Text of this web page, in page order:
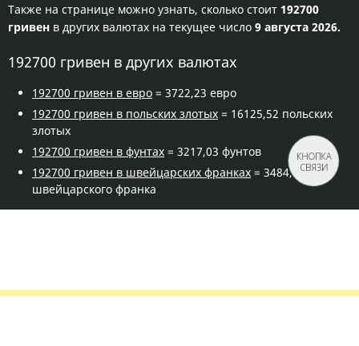
Также на странице можно узнать, сколько стоит 192700
гривен в других валютах на текущее число 9 августа 2026.
192700 гривен в других валютах
192700 гривен в евро = 3722,23 евро
192700 гривен в польских злотых = 16125,52 польских
злотых
192700 гривен в фунтах = 3217,03 фунтов
192700 гривен в швейцарских франках = 3484,63
швейцарского франка
КНОПКА
СВЯЗИ